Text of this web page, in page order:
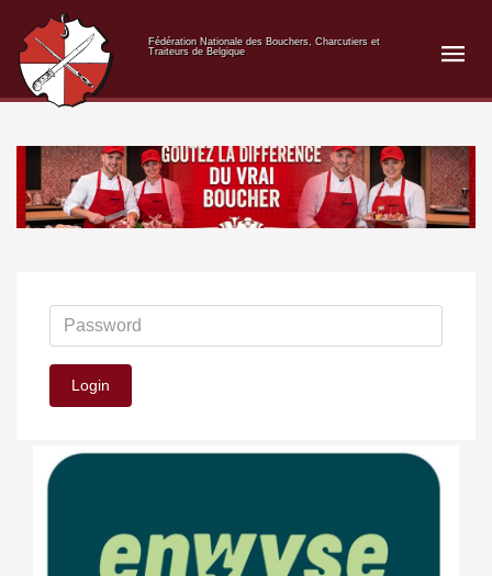
Fédération Nationale des Bouchers, Charcutiers et
Traiteurs de Belgique
Login